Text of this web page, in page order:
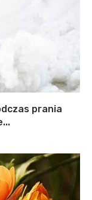
prania